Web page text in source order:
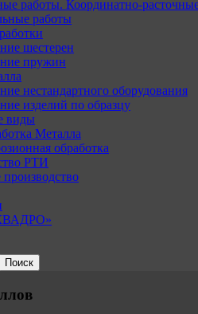
работы. Координатно-
работы
шестерен
пружин
нестандартного оборудования
изделий по образцу
виды
Металла
обработка
РТИ